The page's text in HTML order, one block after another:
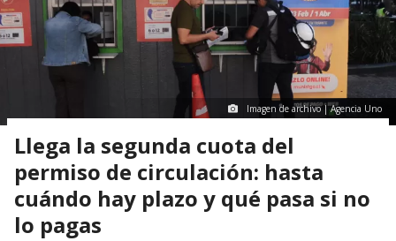
Imagen de archivo | Agencia Uno
Llega la segunda cuota del
permiso de circulación: hasta
cuándo hay plazo y qué pasa si no
lo pagas